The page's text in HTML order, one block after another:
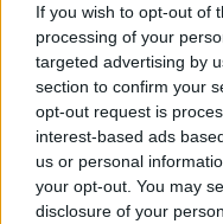
If you wish to opt-out of
processing of your
targeted advertising by
section to confirm your
opt-out request is
interest-based ads
us or personal
your opt-out. You may
disclosure of your